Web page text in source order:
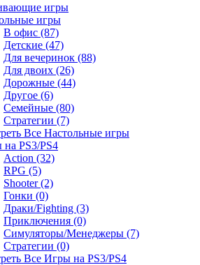
игры
игры
В офис (87)
Детские (47)
Для вечеринок (88)
Для двоих (26)
Дорожные (44)
Другое (6)
Семейные (80)
Стратегии (7)
Все Настольные игры
PS3/PS4
Action (32)
RPG (5)
Shooter (2)
Гонки (0)
Драки/Fighting (3)
Приключения (0)
Симуляторы/Менеджеры (7)
Стратегии (0)
Все Игры на PS3/PS4